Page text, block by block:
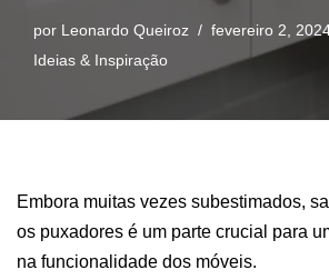
por Leonardo Queiroz
fevereiro 2,
Ideias & Inspiração
Embora muitas vezes subestimados,
os puxadores é um parte crucial para
na funcionalidade dos móveis.